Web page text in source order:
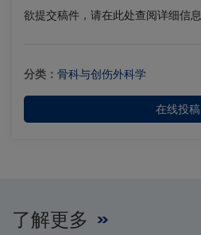
欲提交稿件，请在此处查阅详细信息
分类： 骨科与创伤外科学
在线投稿
了解更多